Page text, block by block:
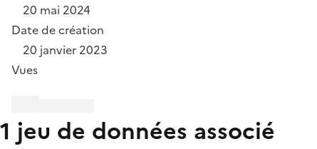
20 mai 2024
Date de création
20 janvier 2023
Vues
1 jeu de données associé